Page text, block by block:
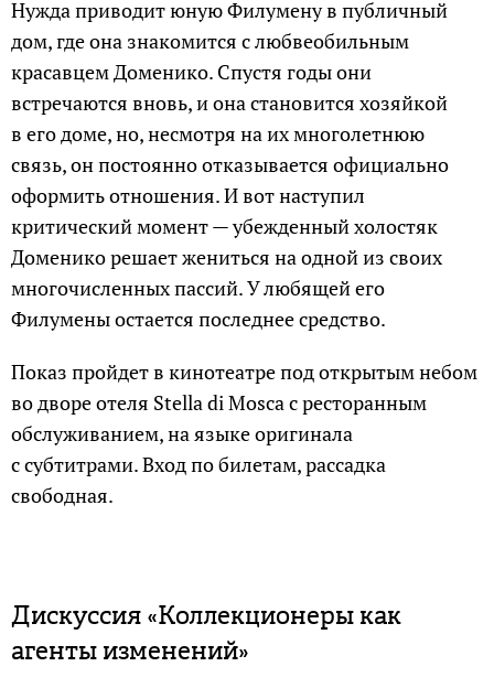
Нужда приводит юную Филумену в публичный
дом, где она знакомится с любвеобильным
красавцем Доменико. Спустя годы они
встречаются вновь, и она становится хозяйкой
в его доме, но, несмотря на их многолетнюю
связь, он постоянно отказывается официально
оформить отношения. И вот наступил
критический момент — убежденный холостяк
Доменико решает жениться на одной из своих
многочисленных пассий. У любящей его
Филумены остается последнее средство.
Показ пройдет в кинотеатре под открытым небом
во дворе отеля Stella di Mosca с ресторанным
обслуживанием, на языке оригинала
с субтитрами. Вход по билетам, рассадка
свободная.
Дискуссия «Коллекционеры как
агенты изменений»